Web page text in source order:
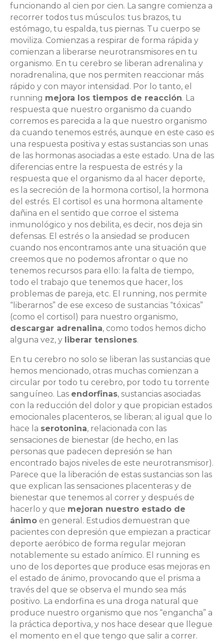
funcionando al cien por cien. La sangre comienza a
recorrer todos tus músculos: tus brazos, tu
estómago, tu espalda, tus piernas. Tu cuerpo se
moviliza. Comienzas a respirar de forma rápida y
comienzan a liberarse neurotransmisores en tu
organismo. En tu cerebro se liberan adrenalina y
noradrenalina, que nos permiten reaccionar más
rápido y con mayor intensidad. Por lo tanto, el
running mejora los tiempos de reacción. La
respuesta que nuestro organismo da cuando
corremos es parecida a la que nuestro organismo
da cuando tenemos estrés, aunque en este caso es
una respuesta positiva y estas sustancias son unas
de las hormonas asociadas a este estado. Una de las
diferencias entre la respuesta de estrés y la
respuesta que el organismo da al hacer deporte,
es la secreción de la hormona cortisol, la hormona
del estrés. El cortisol es una hormona altamente
dañina en el sentido que corroe el sistema
inmunológico y nos debilita, es decir, nos deja sin
defensas. El estrés o la ansiedad se producen
cuando nos encontramos ante una situación que
creemos que no podemos afrontar o que no
tenemos recursos para ello: la falta de tiempo,
todo el trabajo que tenemos que hacer, los
problemas de pareja, etc. El running, nos permite
“liberarnos” de ese exceso de sustancias “tóxicas”
(como el cortisol) para nuestro organismo,
descargar adrenalina, como todos hemos dicho
alguna vez, y liberar tensiones.
En tu cerebro no solo se liberan las sustancias que
hemos mencionado, otras muchas comienzan a
circular por todo tu cerebro, por todo tu torrente
sanguíneo. Las endorfinas, sustancias asociadas
con la reducción del dolor y que propician estados
emocionales placenteros, se liberan; al igual que lo
hace la serotonina, relacionada con las
sensaciones de bienestar (de hecho, en las
personas que padecen depresión se han
encontrado bajos niveles de este neurotransmisor).
Parece que la liberación de estas sustancias son las
que explican las sensaciones placenteras y de
bienestar que tenemos al correr y después de
hacerlo y que mejoran nuestro estado de
ánimo en general. Estudios demuestran que
pacientes con depresión que empiezan a practicar
deporte aeróbico de forma regular mejoran
notablemente su estado anímico. El running es
uno de los deportes que produce esas mejoras en
el estado de ánimo, provocando que el prisma a
través del que se observa el mundo sea más
positivo. La endorfina es una droga natural que
produce nuestro organismo que nos “engancha” a
la práctica deportiva, y nos hace desear que llegue
el momento en el que tengo que salir a correr.